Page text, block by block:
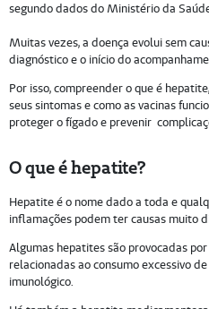
segundo dados do Ministério da
Muitas vezes, a doença evolui sem
diagnóstico e o início do
Por isso, compreender o que é
seus sintomas e como as vacinas
proteger o fígado e prevenir
O que é hepatite?
Hepatite é o nome dado a toda e
inflamações podem ter causas muito
Algumas hepatites são provocadas
relacionadas ao consumo excessivo
imunológico.